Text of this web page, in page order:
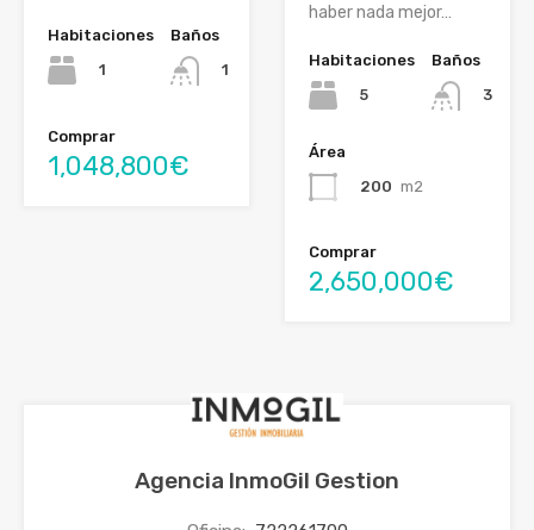
Habitaciones
1
Baños
1
Comprar
1,048,800€
haber nada mejor…
Habitaciones
5
Baños
3
Área
200 m2
Comprar
2,650,000€
Agencia InmoGil Gestion